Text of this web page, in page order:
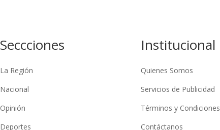
Seccciones
La Región
Nacional
Opinión
Deportes
Institucional
Quienes Somos
Servicios de Publicidad
Términos y Condiciones
Contáctanos